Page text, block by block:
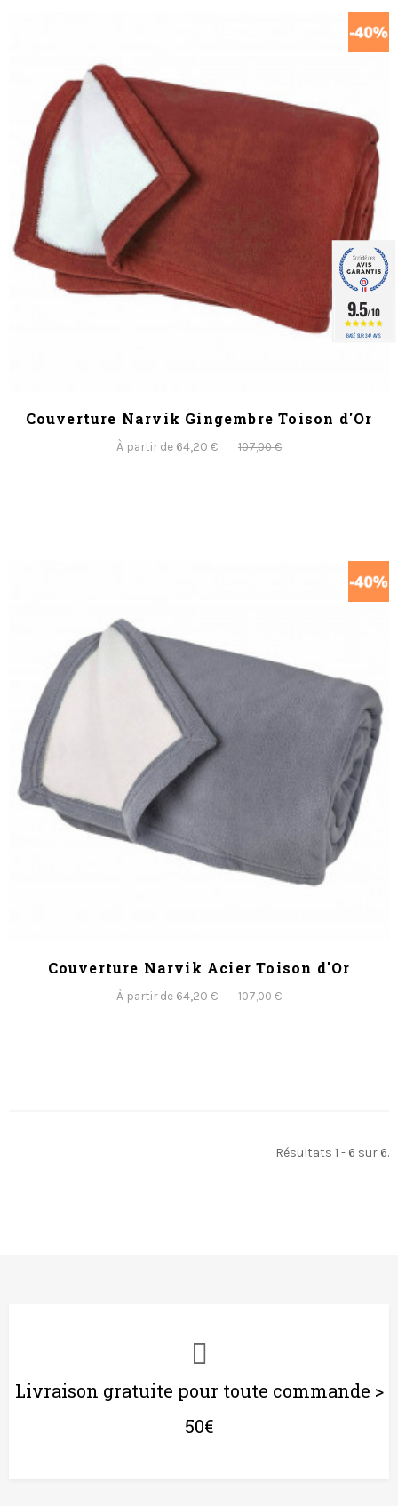
Couverture Narvik Gingembre Toison d'Or
À partir de 64,20 € 107,00 €
Couverture Narvik Acier Toison d'Or
À partir de 64,20 € 107,00 €
Résultats 1 - 6 sur 6.
Livraison gratuite pour toute commande >
50€
9.5/10
BASÉ SUR 347 AVIS